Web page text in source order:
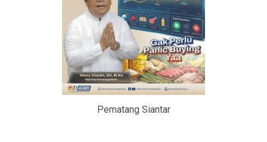
Pematang Siantar